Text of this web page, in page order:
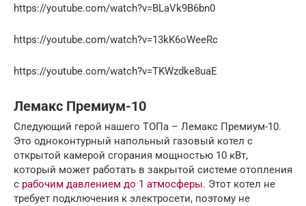
https://youtube.com/watch?v=BLaVk9B6bn0
https://youtube.com/watch?v=13kK6oWeeRc
https://youtube.com/watch?v=TKWzdke8uaE
Лемакс Премиум-10
Следующий герой нашего ТОПа – Лемакс Премиум-10.
Это одноконтурный напольный газовый котел с
открытой камерой сгорания мощностью 10 кВт,
который может работать в закрытой системе отопления
с рабочим давлением до 1 атмосферы. Этот котел не
требует подключения к электросети, поэтому не